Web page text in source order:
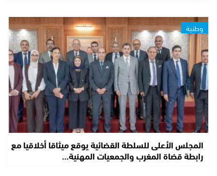
وطنية
المجلس الأعلى للسلطة القضائية يوقع ميثاقا أخلاقيا مع
رابطة قضاة المغرب والجمعيات المهنية…